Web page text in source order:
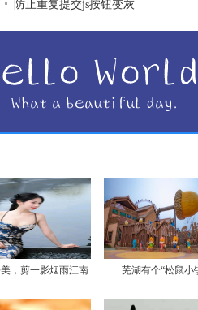
防止重复提交js按钮变灰
，剪一影烟雨江南 芜湖有个“松鼠小